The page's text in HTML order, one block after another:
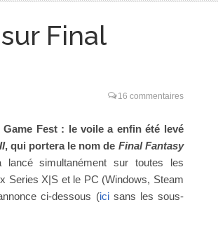
Final
16 commentaires
Fest : le voile a enfin été levé
, qui portera le nom de Final Fantasy
simultanément sur toutes les
Series X|S et le PC (Windows, Steam
ci-dessous (icisans les sous-